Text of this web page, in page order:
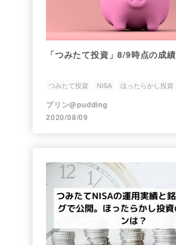
「つみたて投資」8/9時点の成績
つみたて投資 NISA ほったらかし投資
プリン@pudding
2020/08/09